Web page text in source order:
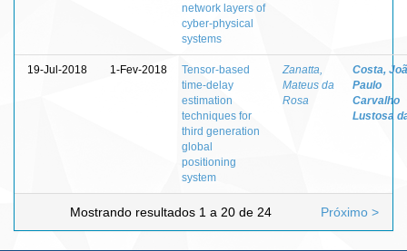
network layers of
cyber-physical
systems
19-Jul-2018 1-Fev-2018
Tensor-based
time-delay
estimation
techniques for
third generation
global
positioning
system
Zanatta,
Mateus da
Rosa
Costa,
Paulo
Carvalho
Lustosa
Mostrando resultados 1 a 20 de 24 Próximo >